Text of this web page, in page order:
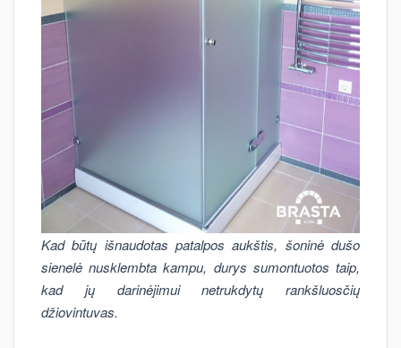
Kad būtų išnaudotas patalpos aukštis, šoninė dušo
sienelė nusklembta kampu, durys sumontuotos taip,
kad jų darinėjimui netrukdytų rankšluosčių
džiovintuvas.